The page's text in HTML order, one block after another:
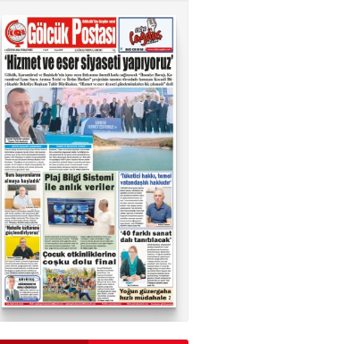
02624132333
haber@golcukpostasi.com